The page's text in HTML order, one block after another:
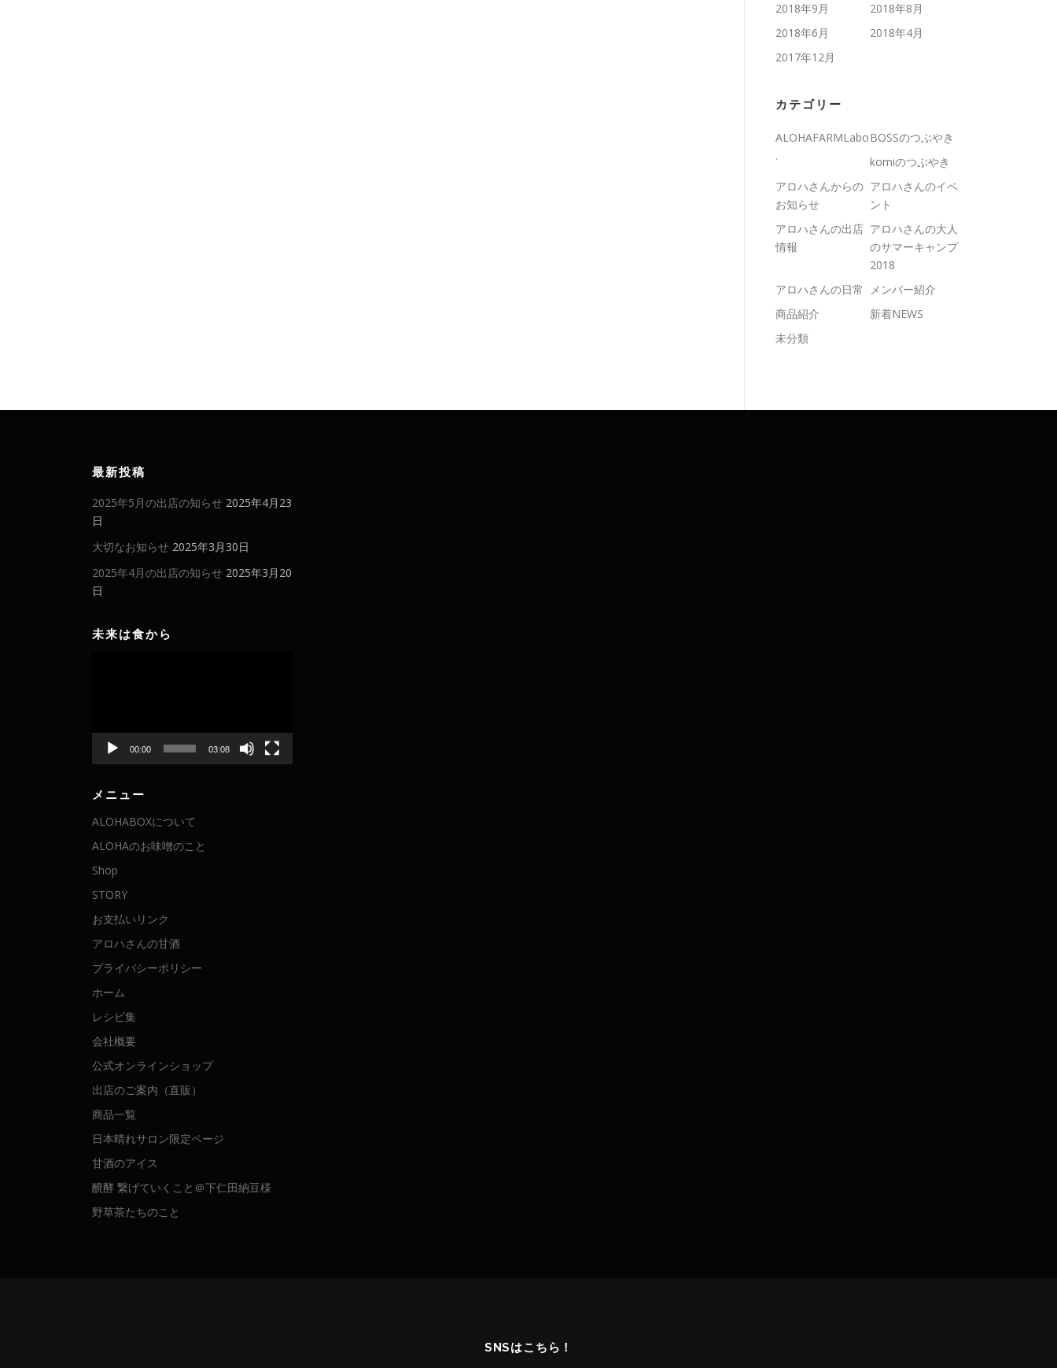
2018年9月
2018年8月
2018年6月
2018年4月
2017年12月
カテゴリー
ALOHAFARMLabo
.
BOSSのつぶやき
komiのつぶやき
アロハさんからの
お知らせ
アロハさんのイベ
ント
アロハさんの出店
情報
アロハさんの大人
のサマーキャンプ
2018
アロハさんの日常
メンバー紹介
商品紹介
新着NEWS
未分類
最新投稿
2025年5月の出店の知らせ 2025年4月23
日
大切なお知らせ 2025年3月30日
2025年4月の出店の知らせ 2025年3月20
日
未来は食から
ー
ー
00:00 03:08
メニュー
ALOHABOXについて
ALOHAのお味噌のこと
Shop
STORY
お支払いリンク
アロハさんの甘酒
プライバシーポリシー
ホーム
レシピ集
会社概要
公式オンラインショップ
出店のご案内（直販）
商品一覧
日本晴れサロン限定ページ
甘酒のアイス
醗酵 繋げていくこと＠下仁田納豆様
野草茶たちのこと
SNSはこちら！